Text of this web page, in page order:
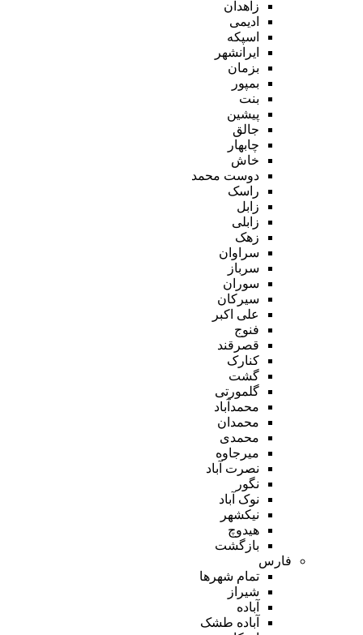
زاهدان
ادیمی
اسپکه
ایرانشهر
بزمان
بمپور
بنت
پیشین
جالق
چابهار
خاش
دوست محمد
راسک
زابل
زابلی
زهک
سراوان
سرباز
سوران
سیرکان
علی اکبر
فنوج
قصرقند
کنارک
گشت
گلمورتی
محمدآباد
محمدان
محمدی
میرجاوه
نصرت آباد
نگور
نوک آباد
نیکشهر
هیدوچ
بازگشت
فارس
تمام شهر‌ها
شیراز
آباده
آباده طشک